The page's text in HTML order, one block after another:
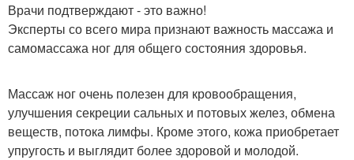
Врачи подтверждают - это важно!
Эксперты со всего мира признают важность массажа и
самомассажа ног для общего состояния здоровья.
Массаж ног очень полезен для кровообращения,
улучшения секреции сальных и потовых желез, обмена
веществ, потока лимфы. Кроме этого, кожа приобретает
упругость и выглядит более здоровой и молодой.